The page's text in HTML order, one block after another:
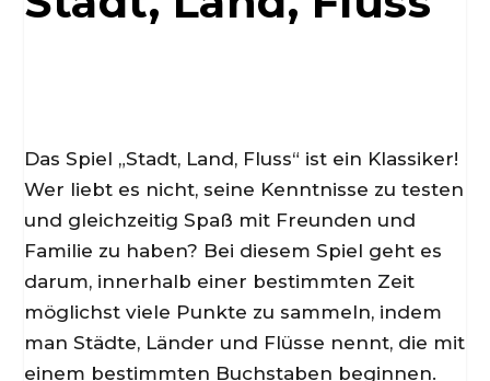
o
Das Spiel „Stadt, Land, Fluss“ ist ein Klassiker!
Wer liebt es nicht, seine Kenntnisse zu testen
und gleichzeitig Spaß mit Freunden und
Familie zu haben? Bei diesem Spiel geht es
darum, innerhalb einer bestimmten Zeit
möglichst viele Punkte zu sammeln, indem
man Städte, Länder und Flüsse nennt, die mit
einem bestimmten Buchstaben beginnen.